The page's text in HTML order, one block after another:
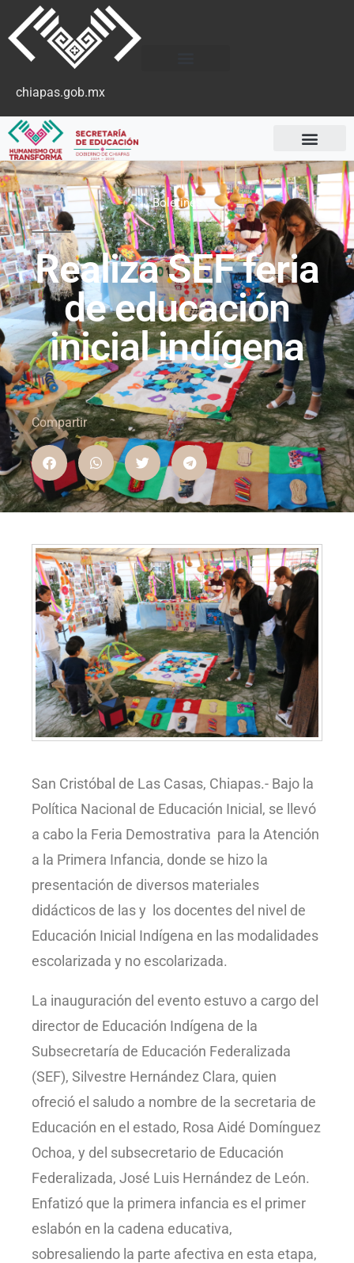
chiapas.gob.mx
Boletines
Realiza SEF feria
de educación
inicial indígena
Compartir
San Cristóbal de Las Casas, Chiapas.- Bajo la
Política Nacional de Educación Inicial, se llevó
a cabo la Feria Demostrativa para la Atención
a la Primera Infancia, donde se hizo la
presentación de diversos materiales
didácticos de las y los docentes del nivel de
Educación Inicial Indígena en las modalidades
escolarizada y no escolarizada.
La inauguración del evento estuvo a cargo del
director de Educación Indígena de la
Subsecretaría de Educación Federalizada
(SEF), Silvestre Hernández Clara, quien
ofreció el saludo a nombre de la secretaria de
Educación en el estado, Rosa Aidé Domínguez
Ochoa, y del subsecretario de Educación
Federalizada, José Luis Hernández de León.
Enfatizó que la primera infancia es el primer
eslabón en la cadena educativa,
sobresaliendo la parte afectiva en esta etapa,